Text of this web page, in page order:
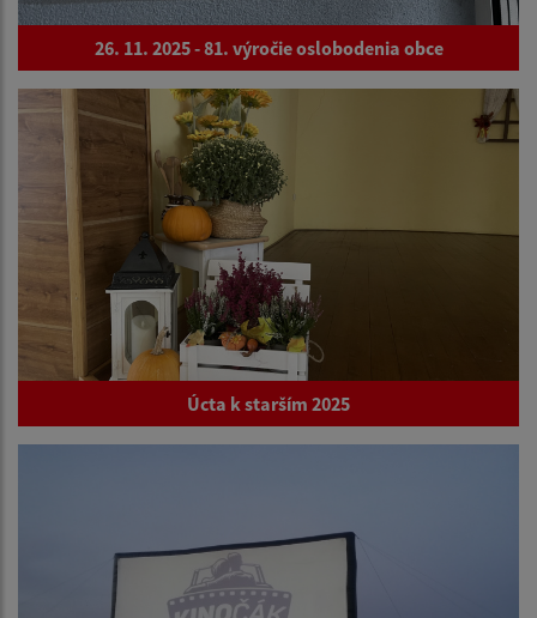
26. 11. 2025 - 81. výročie oslobodenia obce
Úcta k starším 2025